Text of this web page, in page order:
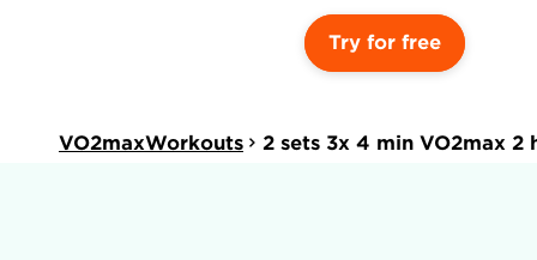
Try for free
VO2maxWorkouts 2 sets 3x 4 min VO2max 2